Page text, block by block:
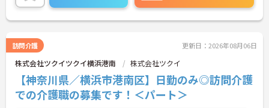
訪問介護 更新日：2026年08月06日
株式会社ツクイツクイ横浜港南 株式会社ツクイ
【神奈川県／横浜市港南区】日勤のみ◎訪問介護
での介護職の募集です！＜パート＞